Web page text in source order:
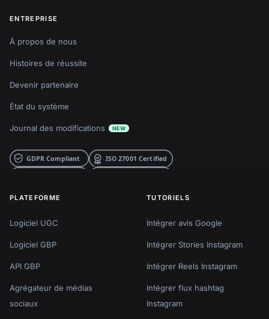
ENTREPRISE
À propos de nous
Histoires de réussite
Devenir partenaire
État du système
Journal des modifications NEW
PLATEFORME
Logiciel UGC
Logiciel GBP
API GBP
Agrégateur de médias
sociaux
TUTORIELS
Intégrer avis Google
Intégrer Stories Instagram
Intégrer Reels Instagram
Intégrer flux hashtag
Instagram